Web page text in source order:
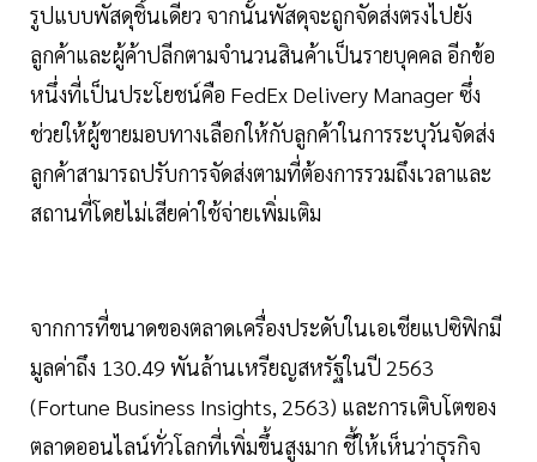
รูปแบบพัสดุชิ้นเดียว จากนั้นพัสดุจะถูกจัดส่งตรงไปยัง
ลูกค้าและผู้ค้าปลีกตามจำนวนสินค้าเป็นรายบุคคล อีกข้อ
หนึ่งที่เป็นประโยชน์คือ FedEx Delivery Manager ซึ่ง
ช่วยให้ผู้ขายมอบทางเลือกให้กับลูกค้าในการระบุวันจัดส่ง
ลูกค้าสามารถปรับการจัดส่งตามที่ต้องการรวมถึงเวลาและ
สถานที่โดยไม่เสียค่าใช้จ่ายเพิ่มเติม
จากการที่ขนาดของตลาดเครื่องประดับในเอเชียแปซิฟิกมี
มูลค่าถึง 130.49 พันล้านเหรียญสหรัฐในปี 2563
(Fortune Business Insights, 2563) และการเติบโตของ
ตลาดออนไลน์ทั่วโลกที่เพิ่มขึ้นสูงมาก ชี้ให้เห็นว่าธุรกิจ